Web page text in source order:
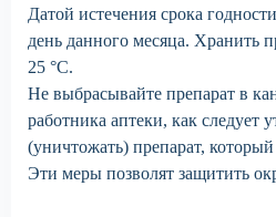
Датой истечения срока
день данного месяца. Хранить
25 °С.
Не выбрасывайте препарат в
работника аптеки, как следует
(уничтожать) препарат,
Эти меры позволят защитить